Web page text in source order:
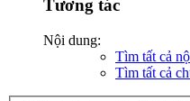
Tương tác
Nội dung:
Tìm tất cả
Tìm tất cả